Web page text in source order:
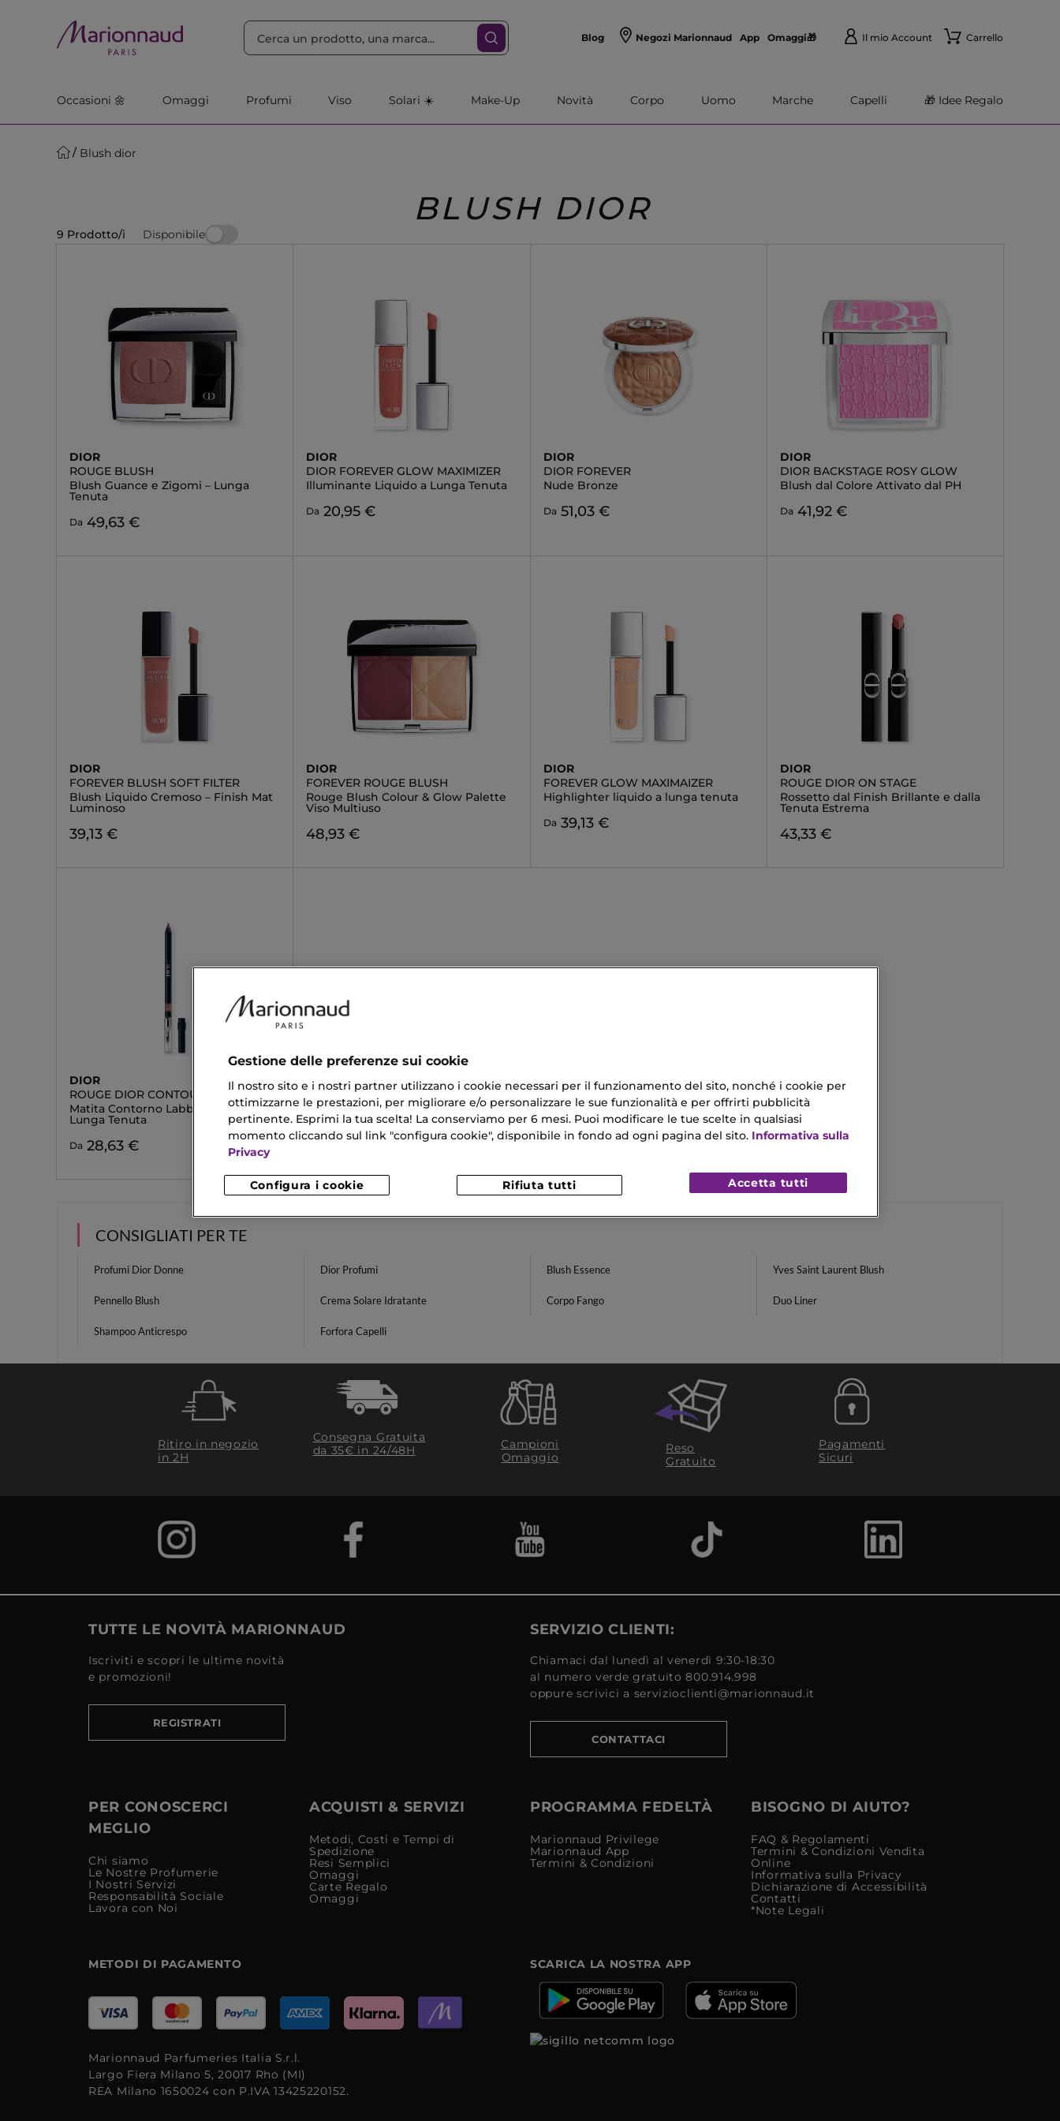
Blog Negozi Marionnaud App Omaggi🎁 Il mio Account Carrello
Occasioni 🌼 Omaggi Profumi Viso Solari ☀️ Make-Up Novità Corpo Uomo Marche Capelli 🎁 Idee Regalo
Blush dior
BLUSH DIOR
9 Prodotto/i Disponibile
DIOR
ROUGE BLUSH
Blush Guance e Zigomi – Lunga
Tenuta
Da 49,63 €
DIOR
DIOR FOREVER GLOW MAXIMIZER
Illuminante Liquido a Lunga Tenuta
Da 20,95 €
DIOR
DIOR FOREVER
Nude Bronze
Da 51,03 €
DIOR
DIOR BACKSTAGE ROSY GLOW
Blush dal Colore Attivato dal PH
Da 41,92 €
DIOR
FOREVER BLUSH SOFT FILTER
Blush Liquido Cremoso – Finish Mat
Luminoso
39,13 €
DIOR
FOREVER ROUGE BLUSH
Rouge Blush Colour & Glow Palette
Viso Multiuso
48,93 €
DIOR
FOREVER GLOW MAXIMAIZER
Highlighter liquido a lunga tenuta
Da 39,13 €
DIOR
ROUGE DIOR ON STAGE
Rossetto dal Finish Brillante e dalla
Tenuta Estrema
43,33 €
DIOR
ROUGE DIOR CONTOUR
Matita Contorno Labbra No Transfer -
Lunga Tenuta
Da 28,63 €
CONSIGLIATI PER TE
Profumi Dior Donne Dior Profumi Blush Essence Yves Saint Laurent Blush
Pennello Blush Crema Solare Idratante Corpo Fango Duo Liner
Shampoo Anticrespo Forfora Capelli
Ritiro in negozio
in 2H
Consegna Gratuita
da 35€​ in 24/48H
Campioni
Omaggio
Reso
Gratuito
Pagamenti
Sicuri
TUTTE LE NOVITÀ MARIONNAUD
Iscriviti e scopri le ultime novità
e promozioni!
REGISTRATI
SERVIZIO CLIENTI:
Chiamaci dal lunedì al venerdì 9:30-18:30
al numero verde gratuito 800.914.998
oppure scrivici a servizioclienti@marionnaud.it
CONTATTACI
PER CONOSCERCI
MEGLIO
Chi siamo
Le Nostre Profumerie
I Nostri Servizi
Responsabilità Sociale
Lavora con Noi
ACQUISTI & SERVIZI
Metodi, Costi e Tempi di
Spedizione
Resi Semplici
Omaggi
Carte Regalo
Omaggi
PROGRAMMA FEDELTÀ
Marionnaud Privilege
Marionnaud App
Termini & Condizioni
BISOGNO DI AIUTO?
FAQ & Regolamenti
Termini & Condizioni Vendita
Online
Informativa sulla Privacy
Dichiarazione di Accessibilità
Contatti
*Note Legali
METODI DI PAGAMENTO
Marionnaud Parfumeries Italia S.r.l.
Largo Fiera Milano 5, 20017 Rho (MI)
REA Milano 1650024 con P.IVA 13425220152.
SCARICA LA NOSTRA APP
Gestione delle preferenze sui cookie
Il nostro sito e i nostri partner utilizzano i cookie necessari per il funzionamento del sito, nonché i cookie per
ottimizzarne le prestazioni, per migliorare e/o personalizzare le sue funzionalità e per offrirti pubblicità
pertinente. Esprimi la tua scelta! La conserviamo per 6 mesi. Puoi modificare le tue scelte in qualsiasi
momento cliccando sul link "configura cookie", disponibile in fondo ad ogni pagina del sito. Informativa sulla
Privacy
Configura i cookie Rifiuta tutti Accetta tutti